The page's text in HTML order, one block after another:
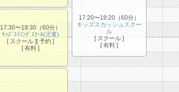
17:30〜18:30（60分）
ｷｯｽﾞｽｲﾐﾝｸﾞｽｸｰﾙ(児童)
[ スクール ][ 予約 ]
[ 有料 ]
17:20〜18:20（60分）
キッズスカッシュスクー
ル
[ スクール ]
[ 有料 ]